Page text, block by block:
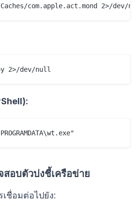
อบตัวบ่งชี้เครือข่าย
ชื่อมต่อไปยัง: